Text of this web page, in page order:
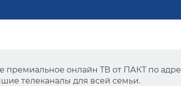
премиальное онлайн ТВ от ПАКТ по
телеканалы для всей семьи.